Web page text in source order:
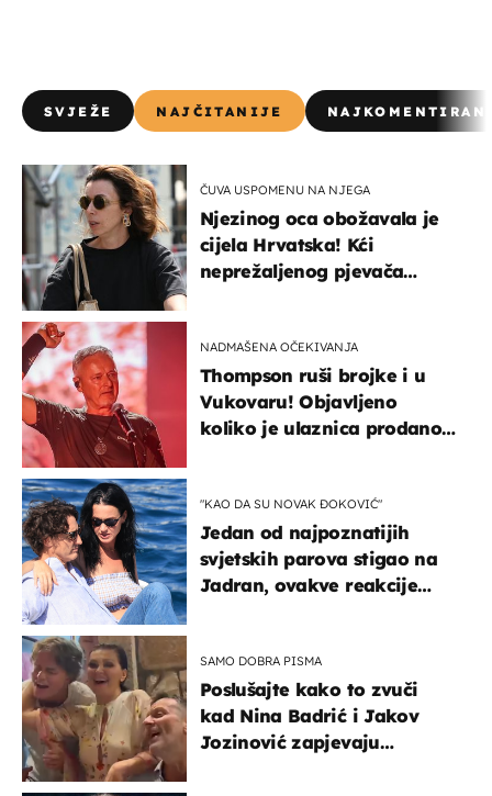
SVJEŽE NAJČITANIJE
ČUVA USPOMENU NA NJEGA
Njezinog oca obožavala je
cijela Hrvatska! Kći
neprežaljenog pjevača
NADMAŠENA OČEKIVANJA
Thompson ruši brojke i u
Vukovaru! Objavljeno
koliko je ulaznica prodano
"KAO DA SU NOVAK ĐOKOVIĆ"
Jedan od najpoznatijih
svjetskih parova stigao na
Jadran, ovakve reakcije
SAMO DOBRA PISMA
Poslušajte kako to zvuči
kad Nina Badrić i Jakov
Jozinović zapjevaju